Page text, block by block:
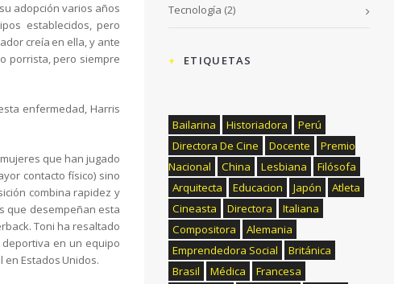
adopción varios años
establecidos, pero
creía en ella, y ante
porrista, pero siempre
enfermedad, Harris
que han jugado
contacto físico) sino
combina rapidez y
que desempeñan esta
Toni ha resaltado
en un equipo
Estados Unidos.
Tecnología (2)
ETIQUETAS
Bailarina Historiadora
Perú
Directora De Cine
Docente
Premio
Nacional
China Lesbiana
Filósofa
Arquitecta
Educacion Japón
Atleta
Cineasta
Directora
Italiana
Compositora
Alemania
Emprendedora Social
Británica
Brasil
Médica
Francesa